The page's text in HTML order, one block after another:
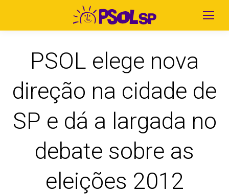
PSOL elege nova
direção na cidade de
SP e dá a largada no
debate sobre as
eleições 2012